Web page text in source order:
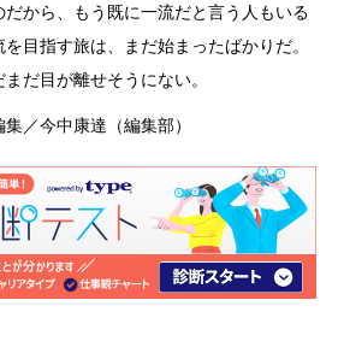
から、もう既に一流だと言う人もいる
目指す旅は、まだ始まったばかりだ。
だ目が離せそうにない。
／今中康達（編集部）